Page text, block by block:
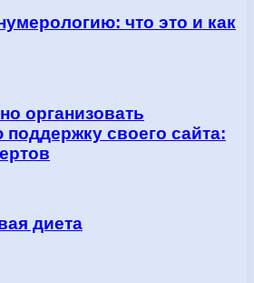
что это и как
организовать
поддержку своего сайта:
диета